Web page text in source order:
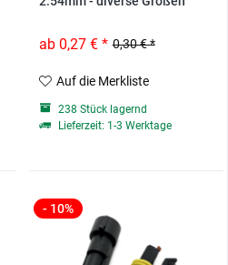
0,30 € *
ab 0,27 € *
Auf die Merkliste
238 Stück lagernd
Lieferzeit: 1-3 Werktage
- 10%